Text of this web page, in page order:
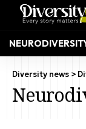
Diversity news >